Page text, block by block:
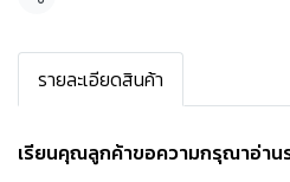
รายละเอียดสินค้า
เรียนคุณลูกค้าขอความกรุณาอ่าน